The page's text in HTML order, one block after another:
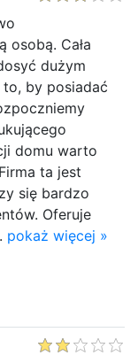
osobą. Cała
dużym
by posiadać
domu warto
ta jest
się bardzo
Oferuje
pokaż więcej »